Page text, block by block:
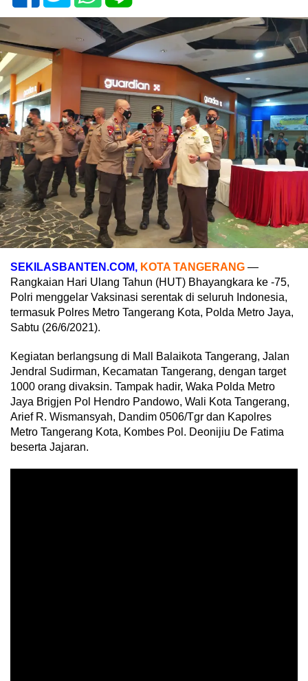
SEKILASBANTEN.COM, KOTA TANGERANG —
Rangkaian Hari Ulang Tahun (HUT) Bhayangkara ke -75,
Polri menggelar Vaksinasi serentak di seluruh Indonesia,
termasuk Polres Metro Tangerang Kota, Polda Metro Jaya,
Sabtu (26/6/2021).
Kegiatan berlangsung di Mall Balaikota Tangerang, Jalan
Jendral Sudirman, Kecamatan Tangerang, dengan target
1000 orang divaksin. Tampak hadir, Waka Polda Metro
Jaya Brigjen Pol Hendro Pandowo, Wali Kota Tangerang,
Arief R. Wismansyah, Dandim 0506/Tgr dan Kapolres
Metro Tangerang Kota, Kombes Pol. Deonijiu De Fatima
beserta Jajaran.